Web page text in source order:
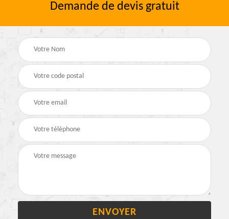
Demande de devis gratuit